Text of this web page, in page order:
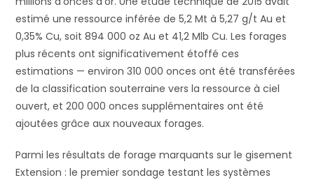
estimé une ressource inférée de 5,2 Mt à 5,27 g/t Au et
0,35% Cu, soit 894 000 oz Au et 41,2 Mlb Cu. Les forages
plus récents ont significativement étoffé ces
estimations — environ 310 000 onces ont été transférées
de la classification souterraine vers la ressource à ciel
ouvert, et 200 000 onces supplémentaires ont été
ajoutées grâce aux nouveaux forages.
Parmi les résultats de forage marquants sur le gisement
Extension : le premier sondage testant les systèmes